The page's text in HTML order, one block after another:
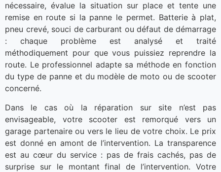
nécessaire, évalue la situation sur place et tente une
remise en route si la panne le permet. Batterie à plat,
pneu crevé, souci de carburant ou défaut de démarrage
: chaque problème est analysé et traité
méthodiquement pour que vous puissiez reprendre la
route. Le professionnel adapte sa méthode en fonction
du type de panne et du modèle de moto ou de scooter
concerné.
Dans le cas où la réparation sur site n’est pas
envisageable, votre scooter est remorqué vers un
garage partenaire ou vers le lieu de votre choix. Le prix
est donné en amont de l’intervention. La transparence
est au cœur du service : pas de frais cachés, pas de
surprise sur le montant final de l’intervention. Votre